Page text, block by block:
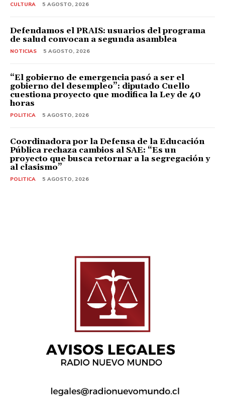
CULTURA 5 AGOSTO, 2026
Defendamos el PRAIS: usuarios del programa
de salud convocan a segunda asamblea
NOTICIAS 5 AGOSTO, 2026
“El gobierno de emergencia pasó a ser el
gobierno del desempleo”: diputado Cuello
cuestiona proyecto que modifica la Ley de 40
horas
POLITICA 5 AGOSTO, 2026
Coordinadora por la Defensa de la Educación
Pública rechaza cambios al SAE: “Es un
proyecto que busca retornar a la segregación y
al clasismo”
POLITICA 5 AGOSTO, 2026